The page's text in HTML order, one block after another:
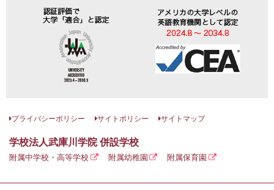
プライバシーポリシー サイトポリシー サイトマップ
学校法人武庫川学院 併設学校
附属中学校・高等学校 附属幼稚園 附属保育園